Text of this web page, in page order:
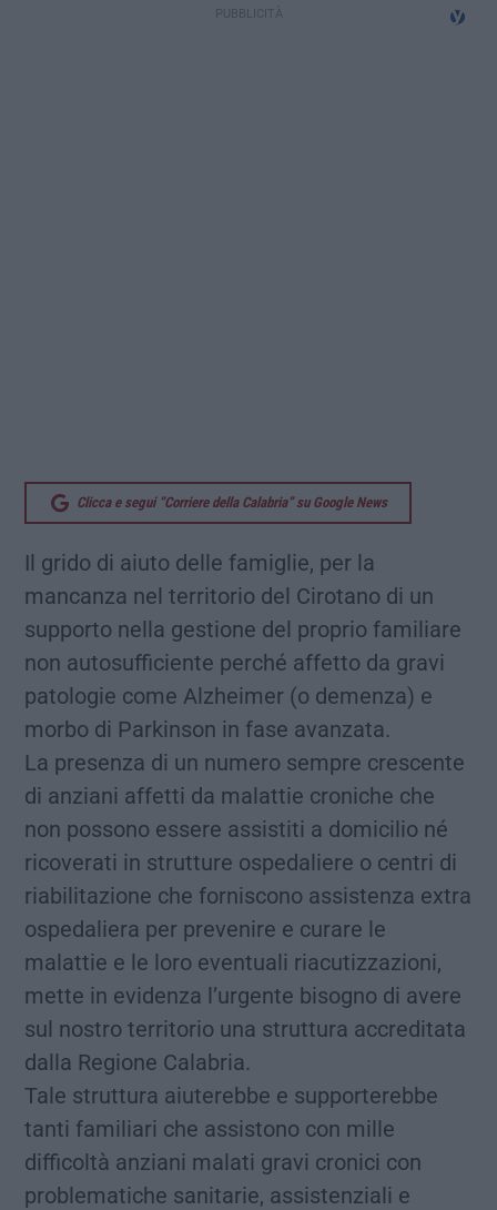
Clicca e segui “Corriere della Calabria” su Google News
Il grido di aiuto delle famiglie, per la
mancanza nel territorio del Cirotano di un
supporto nella gestione del proprio familiare
non autosufficiente perché affetto da gravi
patologie come Alzheimer (o demenza) e
morbo di Parkinson in fase avanzata.
La presenza di un numero sempre crescente
di anziani affetti da malattie croniche che
non possono essere assistiti a domicilio né
ricoverati in strutture ospedaliere o centri di
riabilitazione che forniscono assistenza extra
ospedaliera per prevenire e curare le
malattie e le loro eventuali riacutizzazioni,
mette in evidenza l’urgente bisogno di avere
sul nostro territorio una struttura accreditata
dalla Regione Calabria.
Tale struttura aiuterebbe e supporterebbe
tanti familiari che assistono con mille
difficoltà anziani malati gravi cronici con
problematiche sanitarie, assistenziali e